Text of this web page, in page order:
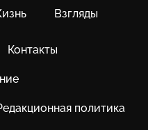
Взгляды
Контакты
политика